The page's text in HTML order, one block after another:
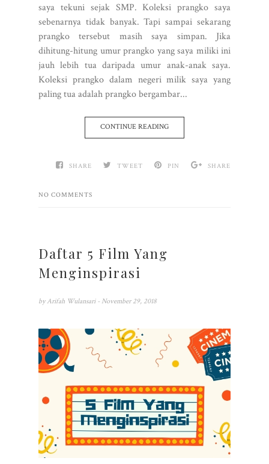
saya tekuni sejak SMP. Koleksi prangko saya
sebenarnya tidak banyak. Tapi sampai sekarang
prangko tersebut masih saya simpan. Jika
dihitung-hitung umur prangko yang saya miliki ini
jauh lebih tua daripada umur anak-anak saya.
Koleksi prangko dalam negeri milik saya yang
paling tua adalah prangko bergambar...
CONTINUE READING
SHARE TWEET PIN SHARE
NO COMMENTS
Daftar 5 Film Yang
Menginspirasi
by Arifah Wulansari - November 29, 2018